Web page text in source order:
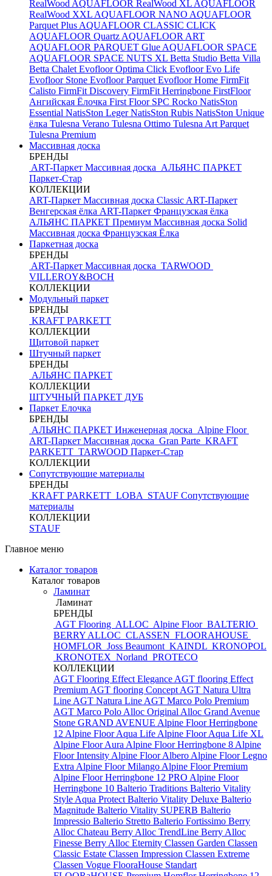
RealWood AQUAFLOOR RealWood XL AQUAFLOOR
RealWood XXL AQUAFLOOR NANO AQUAFLOOR
Parquet Plus AQUAFLOOR CLASSIC CLICK
AQUAFLOOR Quartz AQUAFLOOR ART
AQUAFLOOR PARQUET Glue AQUAFLOOR SPACE
AQUAFLOOR SPACE NUTS XL Betta Studio Betta Villa
Betta Chalet Evofloor Optima Click Evofloor Evo Life
Evofloor Stone Evofloor Parquet Evofloor Home FirmFit
Calisto FirmFit Discovery FirmFit Herringbone FirstFloor
Ангийская Ёлочка First Floor SPC Rocko NatisSton
Essential NatisSton LegerNatisSton Rubis NatisSton Unique
ёлка Tulesna Verano Tulesna Ottimo Tulesna Art Parquet
Tulesna Premium
Массивная доска
БРЕНДЫ
ART-Паркет Массивная доска АЛЬЯНС ПАРКЕТ
Паркет-Стар
КОЛЛЕКЦИИ
ART-Паркет Массивная доска Classic ART-Паркет
Венгерская ёлка ART-Паркет Французская ёлка
АЛЬЯНС ПАРКЕТ Премиум Массивная доска Solid
Массивная доска Французская Ёлка
Паркетная доска
БРЕНДЫ
ART-Паркет Массивная доска TARWOOD
VILLEROY&BOCH
КОЛЛЕКЦИИ
Модульный паркет
БРЕНДЫ
KRAFT PARKETT
КОЛЛЕКЦИИ
Щитовой паркет
Штучный паркет
БРЕНДЫ
АЛЬЯНС ПАРКЕТ
КОЛЛЕКЦИИ
ШТУЧНЫЙ ПАРКЕТ ДУБ
Паркет Елочка
БРЕНДЫ
АЛЬЯНС ПАРКЕТ Инженерная доска Alpine Floor
ART-Паркет Массивная доска Gran Parte KRAFT
PARKETT TARWOOD Паркет-Стар
КОЛЛЕКЦИИ
Сопутствующие материалы
БРЕНДЫ
KRAFT PARKETT LOBA STAUF Сопутствующие
материалы
КОЛЛЕКЦИИ
STAUF
Главное меню
Каталог товаров
Каталог товаров
Ламинат
Ламинат
БРЕНДЫ
AGT Flooring ALLOC Alpine Floor BALTERIO
BERRY ALLOC CLASSEN FLOORAHOUSE
HOMFLOR Joss Beaumont KAINDL KRONOPOL
KRONOTEX Norland PROTECO
КОЛЛЕКЦИИ
AGT Flooring Effect Elegance AGT flooring Effect
Premium AGT flooring Concept AGT Natura Ultra
Line AGT Natura Line AGT Marco Polo Premium
AGT Marco Polo Alloc Original Alloc Grand Avenue
Stone GRAND AVENUE Alpine Floor Herringbone
12 Alpine Floor Aqua Life Alpine Floor Aqua Life XL
Alpine Floor Aura Alpine Floor Herringbone 8 Alpine
Floor Intensity Alpine Floor Albero Alpine Floor Legno
Extra Alpine Floor Milango Alpine Floor Premium
Alpine Floor Herringbone 12 PRO Alpine Floor
Herringbone 10 Balterio Traditions Balterio Vitality
Style Aqua Protect Balterio Vitality Deluxe Balterio
Magnitude Balterio Vitality SUPERB Balterio
Impressio Balterio Stretto Balterio Fortissimo Berry
Alloc Chateau Berry Alloc TrendLine Berry Alloc
Finesse Berry Alloc Eternity Classen Garden Classen
Classic Estate Classen Impression Classen Extreme
Classen Vogue FlooraHouse Standart